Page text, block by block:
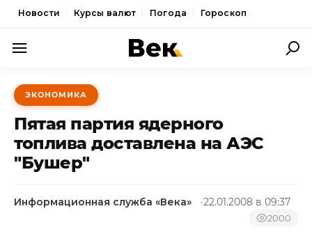
Новости Курсы валют Погода Гороскоп
ПОЛИТИКА
ЭКОНОМИКА
ОБЩЕСТВО
СПОРТ
ЭКОНОМИКА
Пятая партия ядерного
топлива доставлена на АЭС
"Бушер"
Информационная служба «Века» 22.01.2008 в 09:37
2000